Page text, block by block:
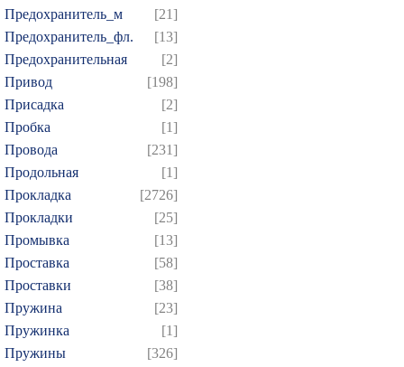
Предохранитель_м
[21]
Предохранитель_фл.
[13]
Предохранительная
[2]
Привод
[198]
Присадка
[2]
Пробка
[1]
Провода
[231]
Продольная
[1]
Прокладка
[2726]
Прокладки
[25]
Промывка
[13]
Проставка
[58]
Проставки
[38]
Пружина
[23]
Пружинка
[1]
Пружины
[326]